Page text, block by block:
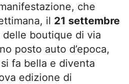
che
il 21 settembre
boutique di via
posto auto d’epoca,
fa bella e diventa
edizione di